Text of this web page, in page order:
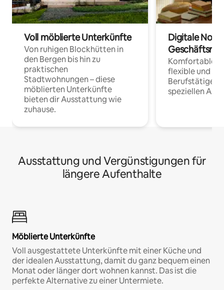
Voll möblierte Unterkünfte
Von ruhigen Blockhütten in
den Bergen bis hin zu
praktischen
Stadtwohnungen – diese
möblierten Unterkünfte
bieten dir Ausstattung wie
zuhause.
Digitale
Komfortable
flexible und
Berufstätige
speziellen
Ausstattung und Vergünstigungen für
längere Aufenthalte
Möblierte Unterkünfte
Voll ausgestattete Unterkünfte mit einer Küche und
der idealen Ausstattung, damit du ganz bequem einen
Monat oder länger dort wohnen kannst. Das ist die
perfekte Alternative zu einer Untermiete.